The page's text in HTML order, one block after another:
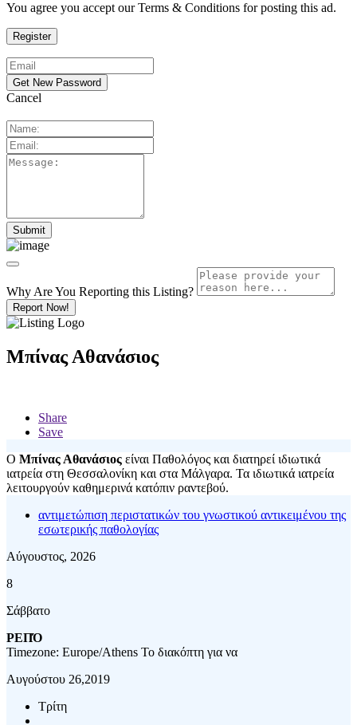
You agree you accept our Terms & Conditions for posting this ad.
Cancel
Why Are You Reporting this Listing?
Report Now!
Μπίνας Αθανάσιος
Share
Save
Ο Μπίνας Αθανάσιος είναι Παθολόγος και διατηρεί ιδιωτικά
ιατρεία στη Θεσσαλονίκη και στα Μάλγαρα. Τα ιδιωτικά ιατρεία
λειτουργούν καθημερινά κατόπιν ραντεβού.
αντιμετώπιση περιστατικών του γνωστικού αντικειμένου της
εσωτερικής παθολογίας
Αύγουστος, 2026
8
Σάββατο
ΡΕΠΌ
Timezone: Europe/Athens Το διακόπτη για να
Αυγούστου 26,2019
Τρίτη